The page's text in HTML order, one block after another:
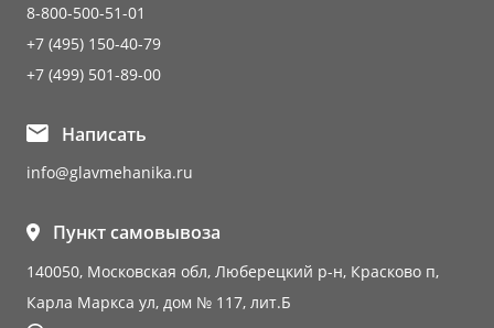
8-800-500-51-01
+7 (495) 150-40-79
+7 (499) 501-89-00
Написать
info@glavmehanika.ru
Пункт самовывоза
140050, Московская обл, Люберецкий р-н, Красково п,
Карла Маркса ул, дом № 117, лит.Б